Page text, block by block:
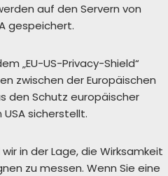
auf den Servern von
gespeichert.
„EU-US-Privacy-Shield“
zwischen der Europäischen
den Schutz europäischer
sicherstellt.
in der Lage, die Wirksamkeit
zu messen. Wenn Sie eine